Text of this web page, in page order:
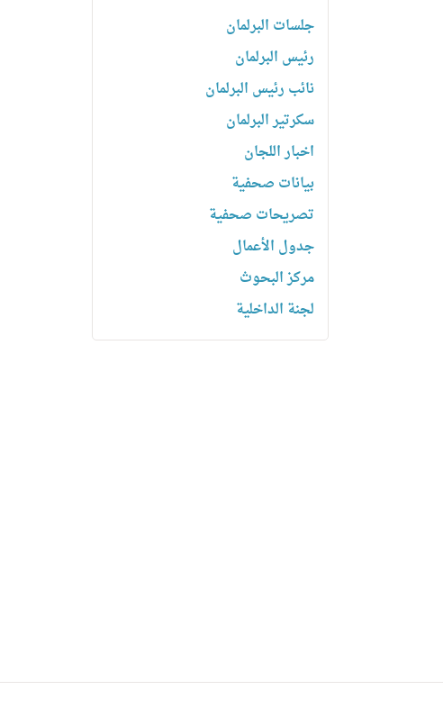
جلسات البرلمان
رئیس البرلمان
نائب رئیس البرلمان
سكرتیر البرلمان
اخبار اللجان
بیانات صحفیة
تصریحات صحفیة
جدول الأعمال
مركز البحوث
لجنة الداخلية